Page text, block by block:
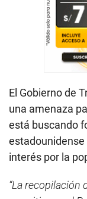
El Gobierno de
una amenaza
está buscando
interés por la
“La recopilación